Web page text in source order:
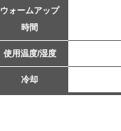
ウォームアップ
時間
使用温度/湿度
冷却